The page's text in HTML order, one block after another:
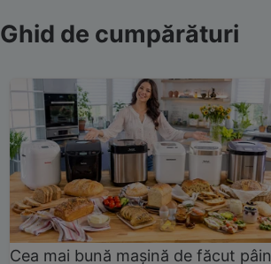
Ghid de cumpărături
Cea mai bună mașină de făcut